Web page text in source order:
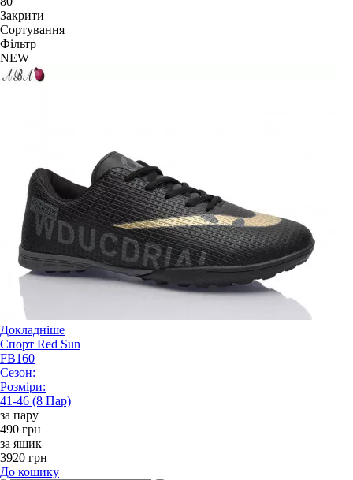
Закрити
Сортування
Фільтр
NEW
Докладніше
Спорт Red Sun
FB160
Сезон:
Розміри:
41-46 (8 Пар)
за пару
490 грн
за ящик
3920 грн
До кошику